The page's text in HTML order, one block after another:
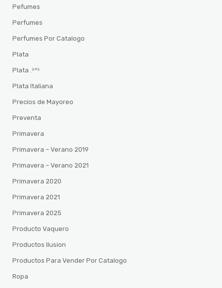
Pefumes
Perfumes
Perfumes Por Catalogo
Plata
Plata .⁹²⁵
Plata Italiana
Precios de Mayoreo
Preventa
Primavera
Primavera – Verano 2019
Primavera – Verano 2021
Primavera 2020
Primavera 2021
Primavera 2025
Producto Vaquero
Productos Ilusion
Productos Para Vender Por Catalogo
Ropa